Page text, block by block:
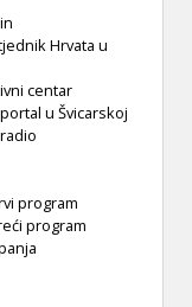
Hrvata u
centar
u Švicarskoj
program
program